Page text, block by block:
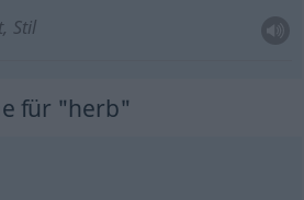
Stil
für "herb"